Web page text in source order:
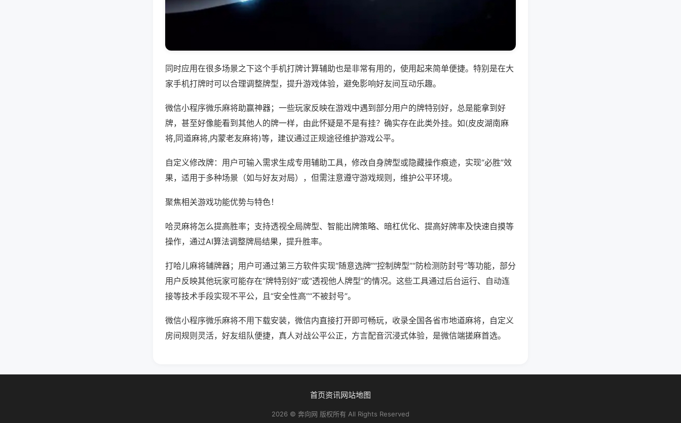
同时应用在很多场景之下这个手机打牌计算辅助也是非常有用的，使用起来简单便捷。特别是在大
家手机打牌时可以合理调整牌型，提升游戏体验，避免影响好友间互动乐趣。
微信小程序微乐麻将助赢神器；一些玩家反映在游戏中遇到部分用户的牌特别好，总是能拿到好
牌，甚至好像能看到其他人的牌一样，由此怀疑是不是有挂？确实存在此类外挂。如(皮皮湖南麻
将,同道麻将,内蒙老友麻将)等，建议通过正规途径维护游戏公平。
自定义修改牌：用户可输入需求生成专用辅助工具，修改自身牌型或隐藏操作痕迹，实现“必胜”效
果，适用于多种场景（如与好友对局），但需注意遵守游戏规则，维护公平环境。
聚焦相关游戏功能优势与特色！
哈灵麻将怎么提高胜率；支持透视全局牌型、智能出牌策略、暗杠优化、提高好牌率及快速自摸等
操作，通过AI算法调整牌局结果，提升胜率。
打哈儿麻将辅牌器；用户可通过第三方软件实现“随意选牌”“控制牌型”“防检测防封号”等功能，部分
用户反映其他玩家可能存在“牌特别好”或“透视他人牌型”的情况。这些工具通过后台运行、自动连
接等技术手段实现不平公，且“安全性高”“不被封号”。
微信小程序微乐麻将不用下载安装，微信内直接打开即可畅玩，收录全国各省市地道麻将，自定义
房间规则灵活，好友组队便捷，真人对战公平公正，方言配音沉浸式体验，是微信端搓麻首选。
首页资讯网站地图
2026 © 奔向网 版权所有 All Rights Reserved